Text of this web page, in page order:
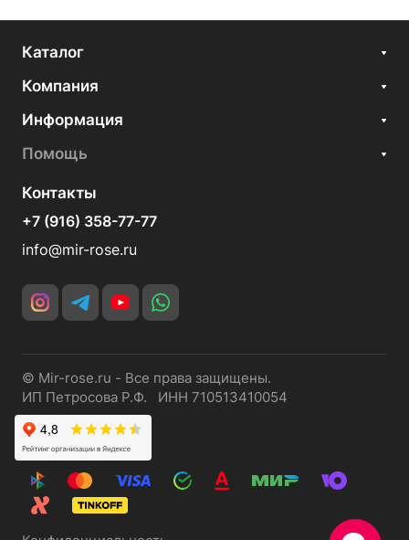
Каталог
Компания
Информация
Помощь
Контакты
+7 (916) 358-77-77
info@mir-rose.ru
© Mir-rose.ru - Все права защищены.
ИП Петросова Р.Ф. ИНН 710513410054